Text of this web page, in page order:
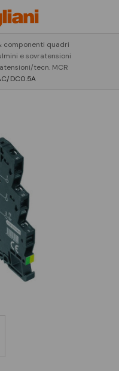
componenti quadri
e sovratensioni
tecn. MCR
DC0.5A